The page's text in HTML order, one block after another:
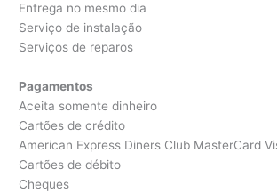
Entrega no mesmo dia
Serviço de instalação
Serviços de reparos
Pagamentos
Aceita somente dinheiro
Cartões de crédito
American Express Diners Club MasterCard
Cartões de débito
Cheques